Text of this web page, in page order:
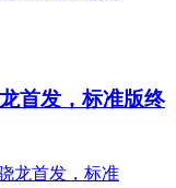
首发，标准版终